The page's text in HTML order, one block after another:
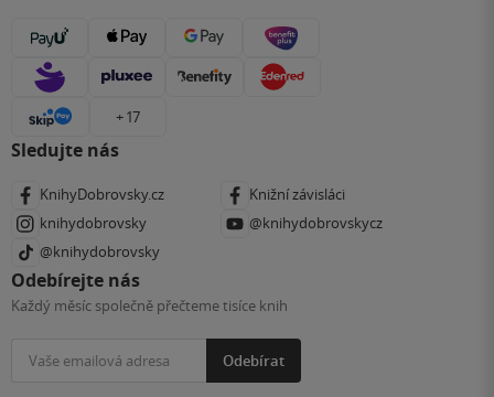
+ 17
Sledujte nás
KnihyDobrovsky.cz
Knižní závisláci
knihydobrovsky
@knihydobrovskycz
@knihydobrovsky
Odebírejte nás
Každý měsíc společně přečteme tisíce knih
Odebírat